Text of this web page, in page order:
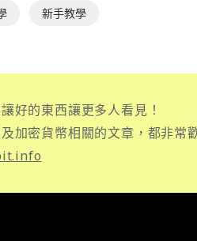
新手教學
好的東西讓更多人看見！
加密貨幣相關的文章，都非常